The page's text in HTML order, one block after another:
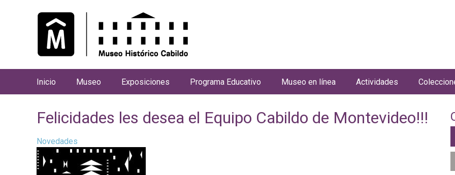
Felicidades les desea el Equipo Cabildo de Montevideo!!!
Novedades
n
p
r
Inicio Museo Exposiciones Programa Educativo Museo en línea Actividades